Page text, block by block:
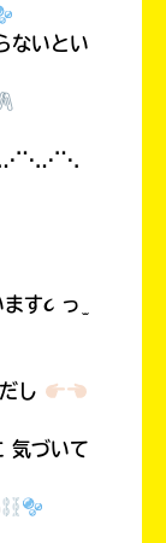
ないとい
す૮ っ
し
気づいて